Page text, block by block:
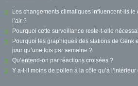
Les changements climatiques influencent-ils
l’air ?
Pourquoi cette surveillance reste-t-elle
Pourquoi les graphiques des stations de Genk
jour qu’une fois par semaine ?
Qu’entend-on par réactions croisées ?
Y a-t-il moins de pollen à la côte qu’à